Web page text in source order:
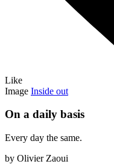
Like
Image Inside out
On a daily basis
Every day the same.
by Olivier Zaoui